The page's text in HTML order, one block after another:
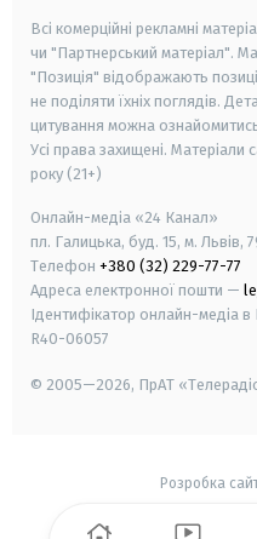
Всі комерційні рекламні
чи "Партнерський матеріал".
"Позиція" відображають
не поділяти їхніх поглядів.
цитування можна
Усі права захищені. Матеріали
року (21+)
Онлайн-медіа «24 Канал»
пл. Галицька, буд. 15, м. Львів,
Телефон +380 (32) 229-77-77
Адреса електронної пошти —
Ідентифікатор онлайн-медіа в
R40-06057
© 2005—2026, ПрАТ
Розробка